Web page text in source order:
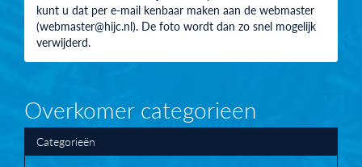
kunt u dat per e-mail kenbaar maken aan de webmaster
(webmaster@hijc.nl). De foto wordt dan zo snel mogelijk
verwijderd.
Overkomer categorieen
Categorieën